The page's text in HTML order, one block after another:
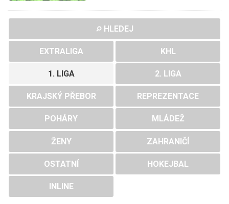
HLEDEJ
EXTRALIGA KHL
1. LIGA 2. LIGA
KRAJSKÝ PŘEBOR REPREZENTACE
POHÁRY MLÁDEŽ
ŽENY ZAHRANIČÍ
OSTATNÍ HOKEJBAL
INLINE